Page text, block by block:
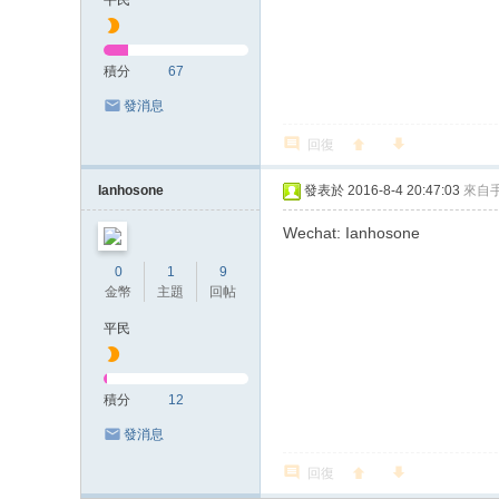
積分 67
發消息
回復
Ianhosone
0
金幣
1
主題
9
回帖
平民
積分 12
發消息
發表於 2016-8-4 20:47:03 來自
Wechat: Ianhosone
回復